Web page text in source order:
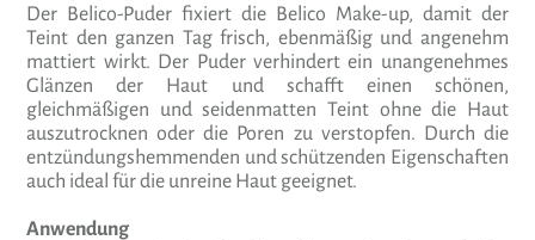
Der Belico-Puder fixiert die Belico Make-up, damit der
Teint den ganzen Tag frisch, ebenmäßig und angenehm
mattiert wirkt. Der Puder verhindert ein unangenehmes
Glänzen der Haut und schafft einen schönen,
gleichmäßigen und seidenmatten Teint ohne die Haut
auszutrocknen oder die Poren zu verstopfen. Durch die
entzündungshemmenden und schützenden Eigenschaften
auch ideal für die unreine Haut geeignet.
Anwendung